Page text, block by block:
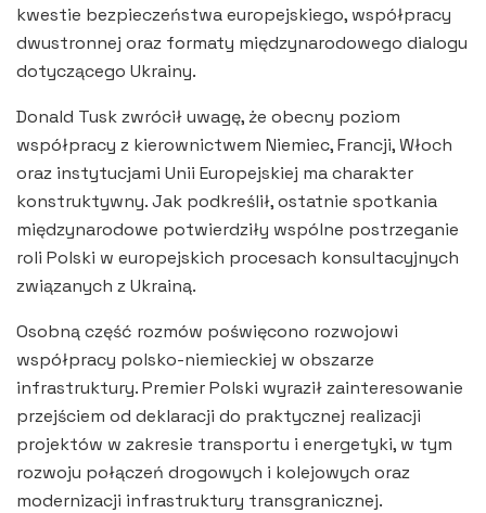
kwestie bezpieczeństwa europejskiego, współpracy
dwustronnej oraz formaty międzynarodowego dialogu
dotyczącego Ukrainy.
Donald Tusk zwrócił uwagę, że obecny poziom
współpracy z kierownictwem Niemiec, Francji, Włoch
oraz instytucjami Unii Europejskiej ma charakter
konstruktywny. Jak podkreślił, ostatnie spotkania
międzynarodowe potwierdziły wspólne postrzeganie
roli Polski w europejskich procesach konsultacyjnych
związanych z Ukrainą.
Osobną część rozmów poświęcono rozwojowi
współpracy polsko-niemieckiej w obszarze
infrastruktury. Premier Polski wyraził zainteresowanie
przejściem od deklaracji do praktycznej realizacji
projektów w zakresie transportu i energetyki, w tym
rozwoju połączeń drogowych i kolejowych oraz
modernizacji infrastruktury transgranicznej.